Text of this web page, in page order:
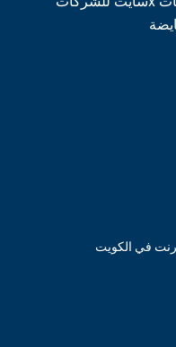
في الكويت